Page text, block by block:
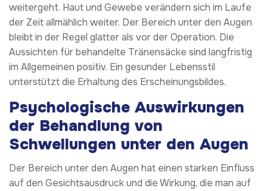
weitergeht. Haut und Gewebe verändern sich im Laufe
der Zeit allmählich weiter. Der Bereich unter den Augen
bleibt in der Regel glatter als vor der Operation. Die
Aussichten für behandelte Tränensäcke sind langfristig
im Allgemeinen positiv. Ein gesunder Lebensstil
unterstützt die Erhaltung des Erscheinungsbildes.
Psychologische Auswirkungen
der Behandlung von
Schwellungen unter den Augen
Der Bereich unter den Augen hat einen starken Einfluss
auf den Gesichtsausdruck und die Wirkung, die man auf